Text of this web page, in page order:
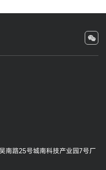
南路25号城南科技产业园7号厂